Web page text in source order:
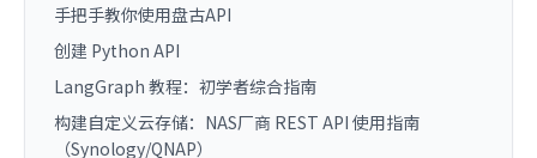
手把手教你使用盘古API
创建 Python API
LangGraph 教程：初学者综合指南
构建自定义云存储：NAS厂商 REST API 使用指南
（Synology/QNAP）